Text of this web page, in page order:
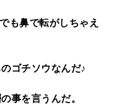
も鼻で転がしちゃえ
ゴチソウなんだ♪
事を言うんだ。